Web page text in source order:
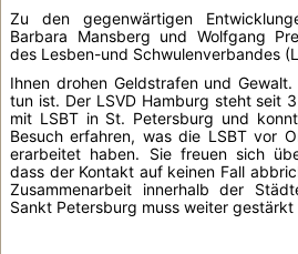
Zu den gegenwärtigen
Barbara Mansberg und Wolfgang
des Lesben-und Schwulenverbandes
Ihnen drohen Geldstrafen und
tun ist. Der LSVD Hamburg steht seit
mit LSBT in St. Petersburg und
Besuch erfahren, was die LSBT vor
erarbeitet haben. Sie freuen sich
dass der Kontakt auf keinen Fall
Zusammenarbeit innerhalb der
Sankt Petersburg muss weiter gestärkt